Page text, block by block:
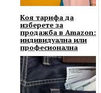
Коя тарифа да
изберете за
продажба в Amazon:
индивидуална или
професионална